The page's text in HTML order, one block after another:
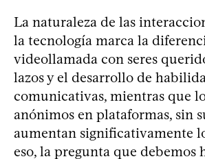
La naturaleza de las
la tecnología marca la
videollamada con seres
lazos y el desarrollo de
comunicativas, mientras que
anónimos en plataformas, sin
aumentan significativamente
eso, la pregunta que debemos